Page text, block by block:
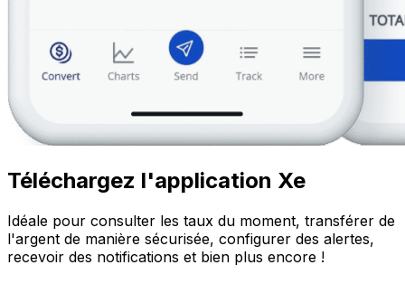
Téléchargez l'application Xe
Idéale pour consulter les taux du moment, transférer de
l'argent de manière sécurisée, configurer des alertes,
recevoir des notifications et bien plus encore !